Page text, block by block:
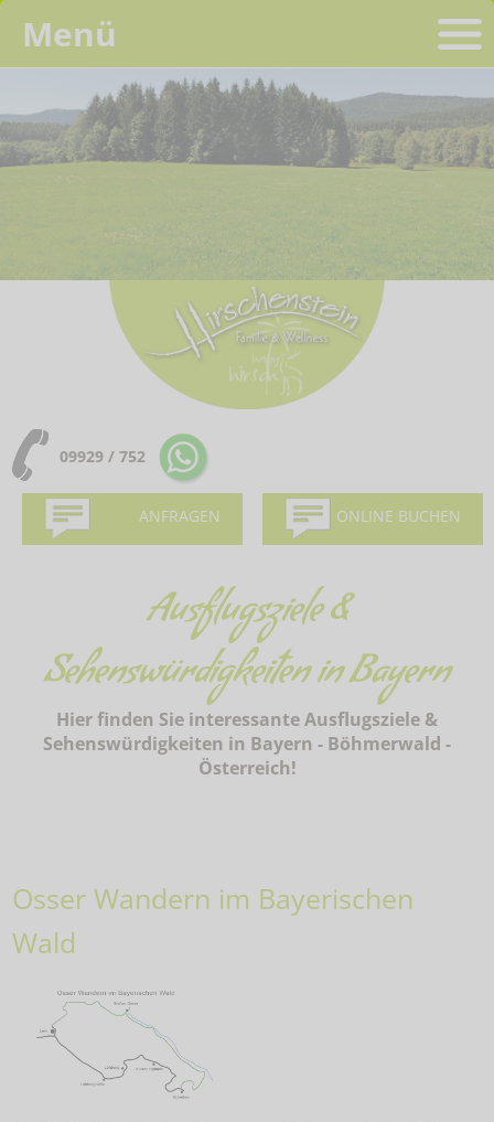
Menü
09929 / 752
ANFRAGEN ONLINE BUCHEN
Ausflugsziele &
Sehenswürdigkeiten in Bayern
Hier finden Sie interessante Ausflugsziele &
Sehenswürdigkeiten in Bayern - Böhmerwald -
Österreich!
Osser Wandern im Bayerischen
Wald